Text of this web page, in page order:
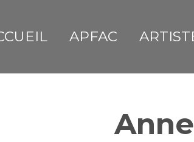
APFAC